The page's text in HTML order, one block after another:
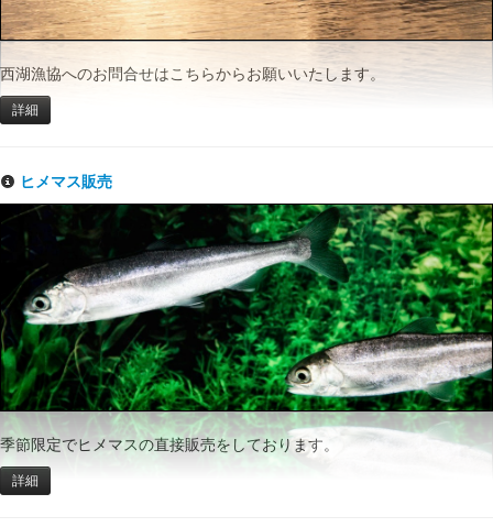
西湖漁協へのお問合せはこちらからお願いいたします。
詳細
ヒメマス販売
季節限定でヒメマスの直接販売をしております。
詳細